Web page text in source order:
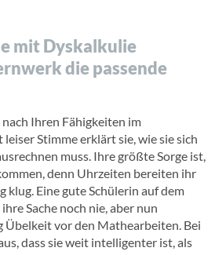
mit Dyskalkulie
die passende
Ihren Fähigkeiten im
Stimme erklärt sie, wie sie sich
muss. Ihre größte Sorge ist,
denn Uhrzeiten bereiten ihr
klug. Eine gute Schülerin auf dem
Sache noch nie, aber nun
Übelkeit vor den Mathearbeiten. Bei
dass sie weit intelligenter ist, als